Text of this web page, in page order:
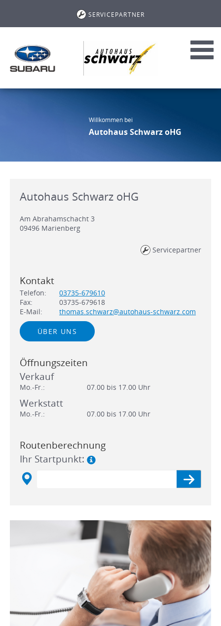
SERVICEPARTNER
Willkommen bei
Autohaus Schwarz oHG
Autohaus Schwarz oHG
Am Abrahamschacht 3
09496 Marienberg
Servicepartner
Kontakt
Telefon:
03735-679610
Fax:
03735-679618
E-Mail:
thomas.schwarz@autohaus-schwarz.com
ÜBER UNS
Öffnungszeiten
Verkauf
Mo.-Fr.: 07.00 bis 17.00 Uhr
Werkstatt
Mo.-Fr.: 07.00 bis 17.00 Uhr
Routenberechnung
Ihr Startpunkt: